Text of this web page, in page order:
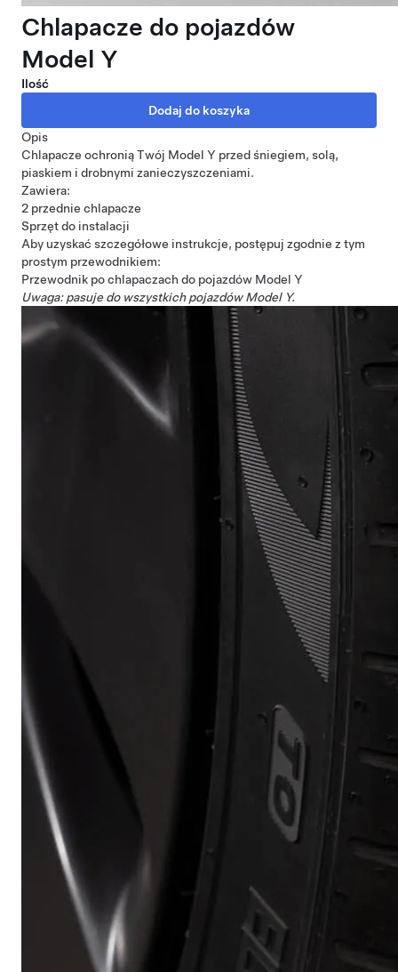
Chlapacze do pojazdów
Model Y
Ilość
Opis
Chlapacze ochronią Twój Model Y przed śniegiem, solą,
piaskiem i drobnymi zanieczyszczeniami.
Zawiera:
2 przednie chlapacze
Sprzęt do instalacji
Aby uzyskać szczegółowe instrukcje, postępuj zgodnie z tym
prostym przewodnikiem:
Przewodnik po chlapaczach do pojazdów Model Y
Uwaga: pasuje do wszystkich pojazdów Model Y.